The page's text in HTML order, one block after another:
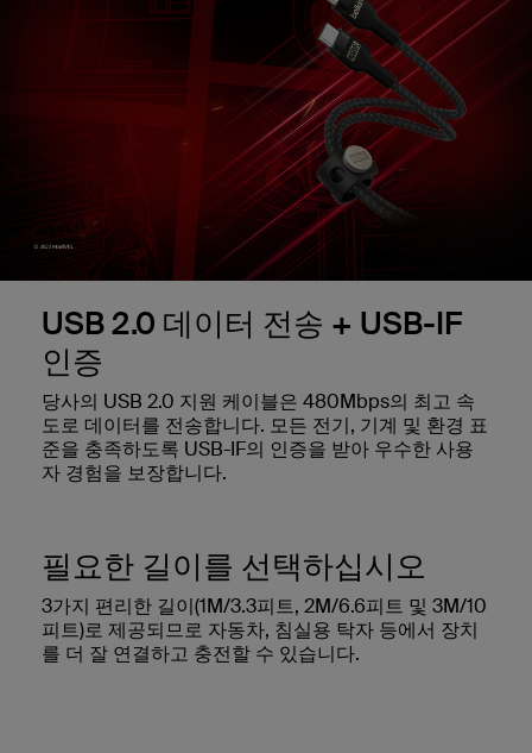
USB 2.0 데이터 전송 + USB-IF
인증
당사의 USB 2.0 지원 케이블은 480Mbps의 최고 속
도로 데이터를 전송합니다. 모든 전기, 기계 및 환경 표
준을 충족하도록 USB-IF의 인증을 받아 우수한 사용
자 경험을 보장합니다.
필요한 길이를 선택하십시오
3가지 편리한 길이(1M/3.3피트, 2M/6.6피트 및 3M/10
피트)로 제공되므로 자동차, 침실용 탁자 등에서 장치
를 더 잘 연결하고 충전할 수 있습니다.